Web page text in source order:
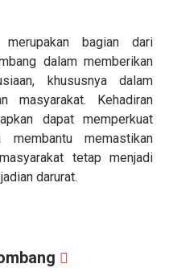
bagian dari
dalam memberikan
khususnya dalam
masyarakat. Kehadiran
dapat memperkuat
memastikan
tetap menjadi
darurat.